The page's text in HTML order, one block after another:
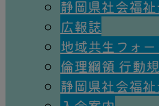
静岡県社会福
広報誌
地域共生フォ
倫理綱領 ⾏動
静岡県社会福